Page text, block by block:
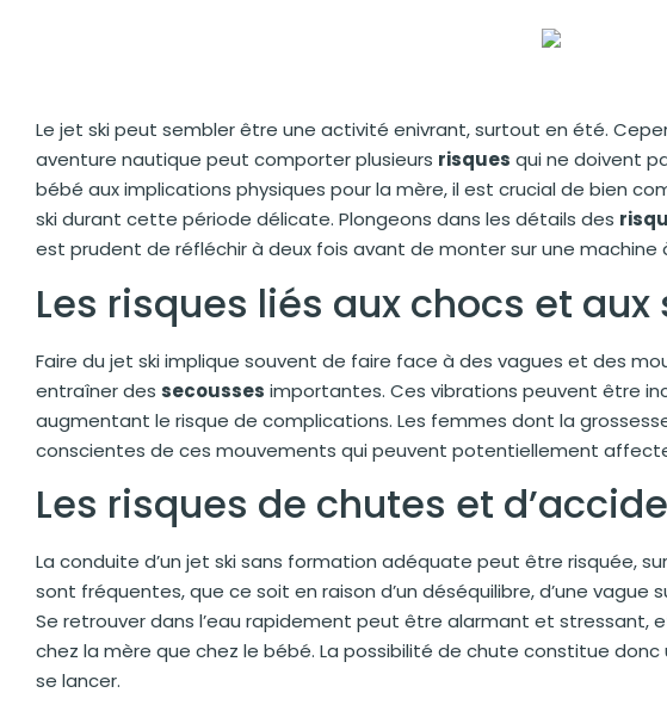
Le jet ski peut sembler être une activité enivrant, surtout en été.
aventure nautique peut comporter plusieurs risques qui ne doivent
bébé aux implications physiques pour la mère, il est crucial de bien
ski durant cette période délicate. Plongeons dans les détails des
est prudent de réfléchir à deux fois avant de monter sur une machine
Les risques liés aux chocs et aux
Faire du jet ski implique souvent de faire face à des vagues et des
entraîner des secousses importantes. Ces vibrations peuvent être
augmentant le risque de complications. Les femmes dont la
conscientes de ces mouvements qui peuvent potentiellement
Les risques de chutes et
La conduite d’un jet ski sans formation adéquate peut être risquée,
sont fréquentes, que ce soit en raison d’un déséquilibre, d’une
Se retrouver dans l’eau rapidement peut être alarmant et stressant,
chez la mère que chez le bébé. La possibilité de chute constitue
se lancer.